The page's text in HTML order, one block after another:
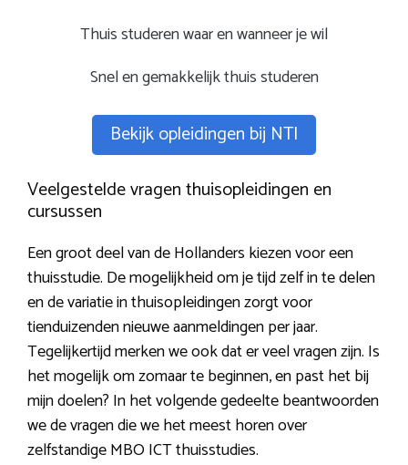
Thuis studeren waar en wanneer je wil
Snel en gemakkelijk thuis studeren
Bekijk opleidingen bij NTI
Veelgestelde vragen thuisopleidingen en
cursussen
Een groot deel van de Hollanders kiezen voor een
thuisstudie. De mogelijkheid om je tijd zelf in te delen
en de variatie in thuisopleidingen zorgt voor
tienduizenden nieuwe aanmeldingen per jaar.
Tegelijkertijd merken we ook dat er veel vragen zijn. Is
het mogelijk om zomaar te beginnen, en past het bij
mijn doelen? In het volgende gedeelte beantwoorden
we de vragen die we het meest horen over
zelfstandige MBO ICT thuisstudies.